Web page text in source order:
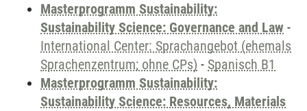
Masterprogramm Sustainability:
Sustainability Science: Governance and Law -
International Center: Sprachangebot (ehemals
Sprachenzentrum; ohne CPs) - Spanisch B1
Masterprogramm Sustainability:
Sustainability Science: Resources, Materials